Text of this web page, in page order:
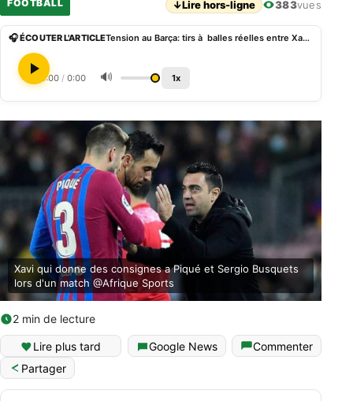
FOOTBALL ↓Lire hors-ligne 383vues
🎧 ÉCOUTER L'ARTICLE Tension au Barça: tirs à balles réelles entre Xavi et Piqué
0:00 / 0:00 🔊 1x
Xavi qui donne des consignes a Piqué et Sergio Busquets
lors d'un match @Afrique Sports
2 min de lecture
Lire plus tard Google News
Commenter
Partager